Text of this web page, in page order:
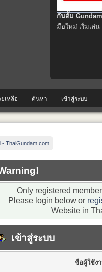
กันดั้ม
มือใหม่ เริ่มเล่น
เหลือ ค้นหา เข้าสู่ระบบ
- ThaiGundam.com
Only registered
Please login below or
Website in
เข้าสู่ระบบ
ชื่อผู้ใช้ง